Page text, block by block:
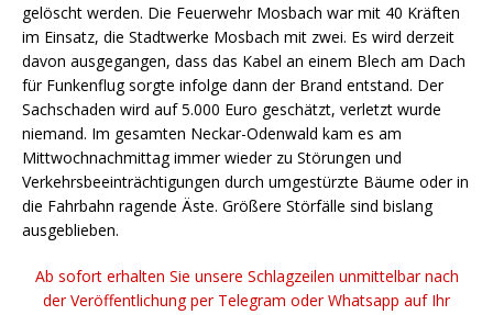
gelöscht werden. Die Feuerwehr Mosbach war mit 40 Kräften
im Einsatz, die Stadtwerke Mosbach mit zwei. Es wird derzeit
davon ausgegangen, dass das Kabel an einem Blech am Dach
für Funkenflug sorgte infolge dann der Brand entstand. Der
Sachschaden wird auf 5.000 Euro geschätzt, verletzt wurde
niemand. Im gesamten Neckar-Odenwald kam es am
Mittwochnachmittag immer wieder zu Störungen und
Verkehrsbeeinträchtigungen durch umgestürzte Bäume oder in
die Fahrbahn ragende Äste. Größere Störfälle sind bislang
ausgeblieben.
Ab sofort erhalten Sie unsere Schlagzeilen unmittelbar nach
der Veröffentlichung per Telegram oder Whatsapp auf Ihr